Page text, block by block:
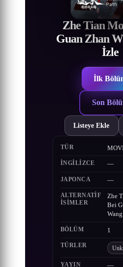
Zhe Tian
Guan Zhan
İzle
İlk
Son
Listeye Ekle
TÜR
İNGILIZCE —
JAPONCA —
ALTERNATIF
ISIMLER
Zhe
Bei
BÖLÜM 1
TÜRLER
YAYIN